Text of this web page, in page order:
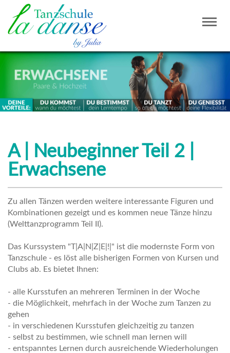
A | Neubeginner Teil 2 |
Erwachsene
Zu allen Tänzen werden weitere interessante Figuren und
Kombinationen gezeigt und es kommen neue Tänze hinzu
(Welttanzprogramm Teil II).
Das Kurssystem "T|A|N|Z|E|!|" ist die modernste Form von
Tanzschule - es löst alle bisherigen Formen von Kursen und
Clubs ab. Es bietet Ihnen:
- alle Kursstufen an mehreren Terminen in der Woche
- die Möglichkeit, mehrfach in der Woche zum Tanzen zu
gehen
- in verschiedenen Kursstufen gleichzeitig zu tanzen
- selbst zu bestimmen, wie schnell man lernen will
- entspanntes Lernen durch ausreichende Wiederholungen